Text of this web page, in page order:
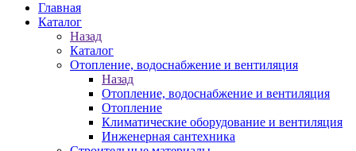
Главная
Каталог
Назад
Каталог
Отопление, водоснабжение и вентиляция
Назад
Отопление, водоснабжение и вентиляция
Отопление
Климатические оборудование и вентиляция
Инженерная сантехника